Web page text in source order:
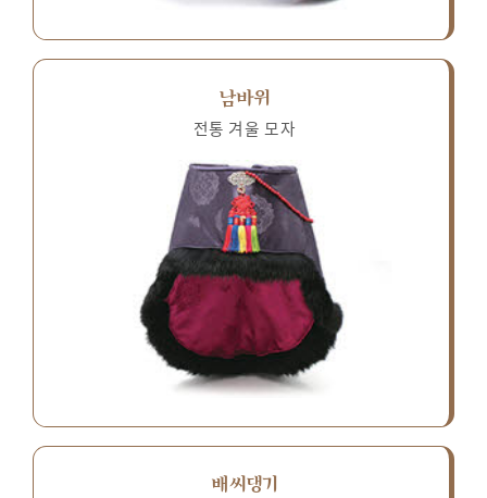
남바위
전통 겨울 모자
배씨댕기